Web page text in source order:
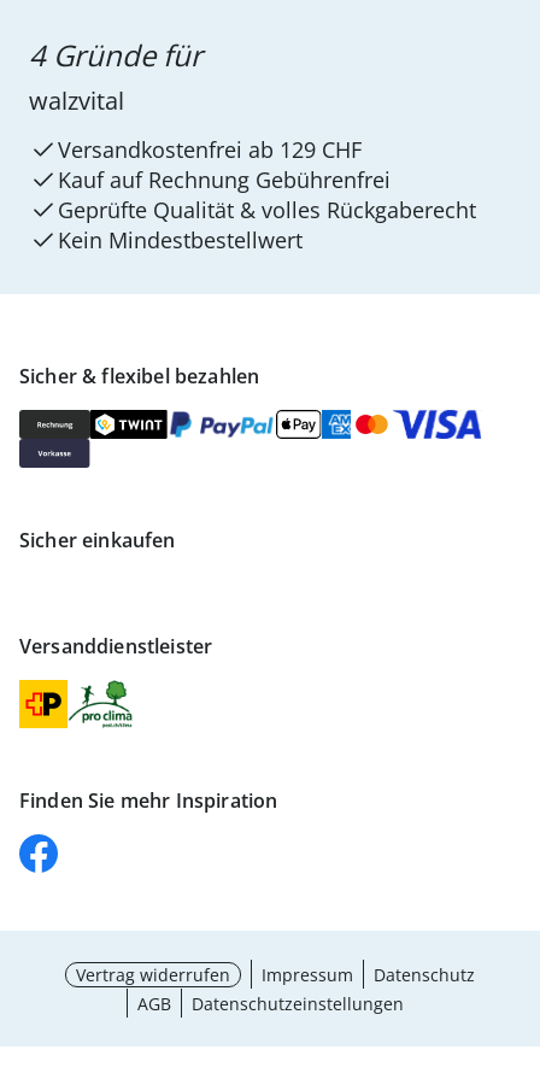
Sicher & flexibel bezahlen
Sicher einkaufen
Versanddienstleister
Finden Sie mehr Inspiration
4 Gründe für
walzvital
Versandkostenfrei ab 129 CHF
Kauf auf Rechnung Gebührenfrei
Geprüfte Qualität & volles Rückgaberecht
Kein Mindest­bestellwert
Vertrag widerrufen Impressum
Datenschutz
AGB
Datenschutzeinstellungen